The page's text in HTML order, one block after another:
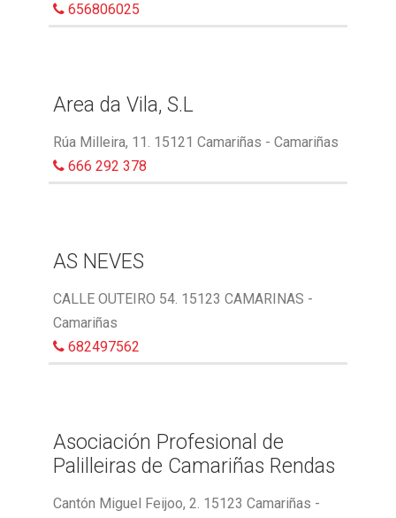
656806025
Area da Vila, S.L
Rúa Milleira, 11. 15121 Camariñas - Camariñas
666 292 378
AS NEVES
CALLE OUTEIRO 54. 15123 CAMARINAS -
Camariñas
682497562
Asociación Profesional de
Palilleiras de Camariñas Rendas
Cantón Miguel Feijoo, 2. 15123 Camariñas -